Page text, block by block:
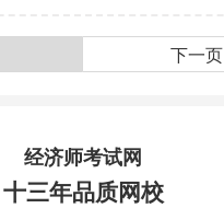
下一页
经济师考试网
十三年品质网校